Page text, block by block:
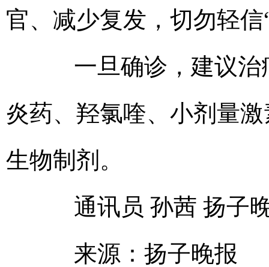
官、减少复发，切勿轻信
一旦确诊，建议治
炎药、羟氯喹、小剂量
生物制剂。
通讯员 孙茜 扬子晚
来源：扬子晚报